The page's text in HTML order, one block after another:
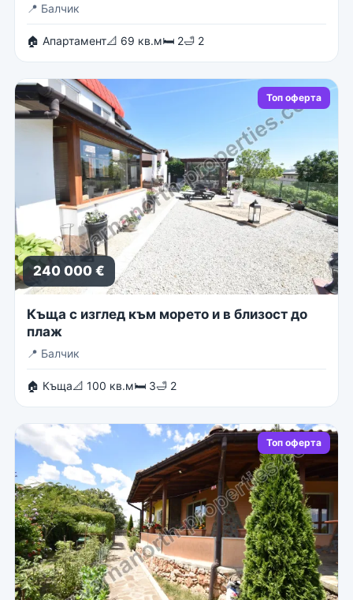
📍 Балчик
🏠 Апартамент📐 69 кв.м🛏 2🛁 2
Топ оферта
240 000 €
Къща с изглед към морето и в близост до
плаж
📍 Балчик
🏠 Къща📐 100 кв.м🛏 3🛁 2
Топ оферта